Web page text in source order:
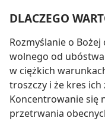
DLACZEGO
Rozmyślanie o
wolnego od
w ciężkich
troszczy i że kres
Koncentrowanie się
przetrwania